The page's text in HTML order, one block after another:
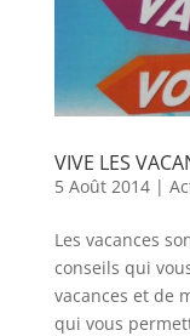
VIVE LES
5 Août 2014|
Les vacances
conseils qui
vacances et de
qui vous